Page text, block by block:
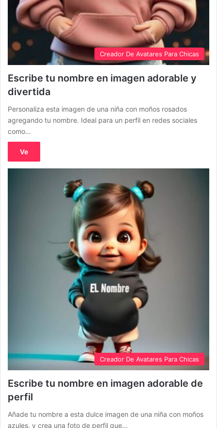
Creador De Avatares Para Chicas
Escribe tu nombre en imagen adorable y
divertida
Personaliza esta imagen de una niña con moños rosados
agregando tu nombre. Ideal para un perfil en redes sociales
como…
Ve
Creador De Avatares Para Chicas
Escribe tu nombre en imagen adorable de
perfil
Añade tu nombre a esta dulce imagen de una niña con moños
azules, y crea una foto de perfil que…